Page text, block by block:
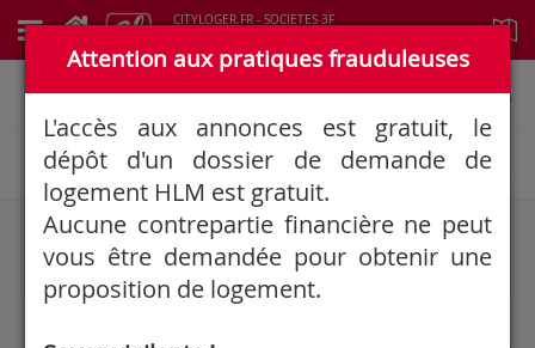
CITYLOGER.FR - SOCIETES 3F
Informations générales
Rechercher une annonce
193Résultat(s)
Attention aux pratiques frauduleuses
L'accès aux annonces est gratuit, le
dépôt d'un dossier de demande de
logement HLM est gratuit.
Aucune contrepartie financière ne peut
vous être demandée pour obtenir une
proposition de logement.